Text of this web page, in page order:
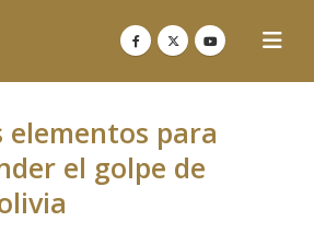
elementos para
el golpe de